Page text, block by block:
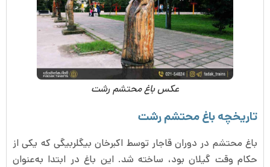
عکس باغ محتشم رشت
تاریخچه باغ محتشم رشت
باغ محتشم در دوران قاجار توسط اکبرخان بیگلربیگی که یکی از
حکام وقت گیلان بود، ساخته شد. این باغ در ابتدا به‌عنوان